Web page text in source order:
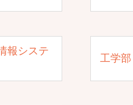
報システ
工学